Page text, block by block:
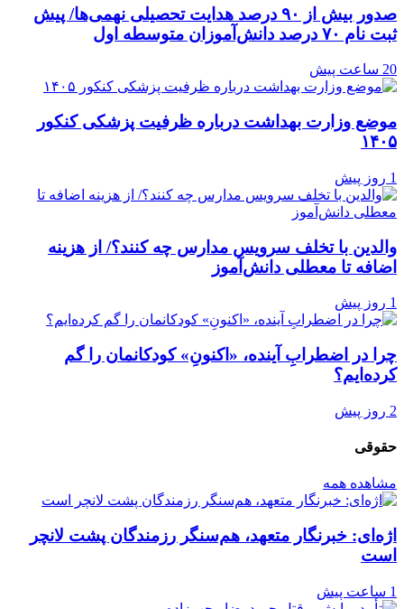
صدور بیش از ۹۰ درصد هدایت تحصیلی نهمی‌ها/ پیش
ثبت نام ۷۰ درصد دانش‌آموزان متوسطه اول
20 ساعت پیش
موضع وزارت بهداشت درباره ظرفیت پزشکی کنکور
۱۴۰۵
1 روز پیش
والدین با تخلف سرویس مدارس چه کنند؟/ از هزینه
اضافه تا معطلی دانش‌آموز
1 روز پیش
چرا در اضطرابِ آینده، «اکنونِ» کودکانمان را گم
کرده‌ایم؟
2 روز پیش
حقوقی
مشاهده همه
اژه‌ای: خبرنگار متعهد، هم‌سنگر رزمندگان پشت لانچر
است
1 ساعت پیش